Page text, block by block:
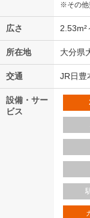
※その他
広さ 2.53m²
所在地 大分県
交通 JR日
設備・サー
ビス